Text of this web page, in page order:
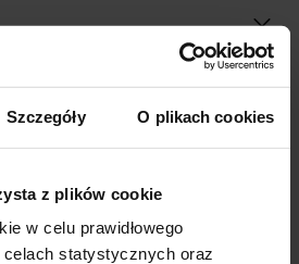
Szczegóły O plikach cookies
z plików cookie
w celu prawidłowego
celach statystycznych oraz